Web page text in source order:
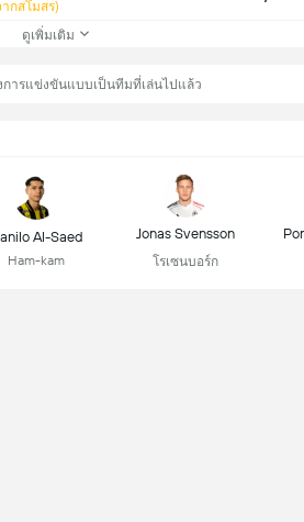
กสโมสร)
ดูเพิ่มเติม
การแข่งขันแบบเป็นทีมที่เล่นไปแล้ว
Al-Saed
Ham-kam
Jonas Svensson
โรเซนบอร์ก